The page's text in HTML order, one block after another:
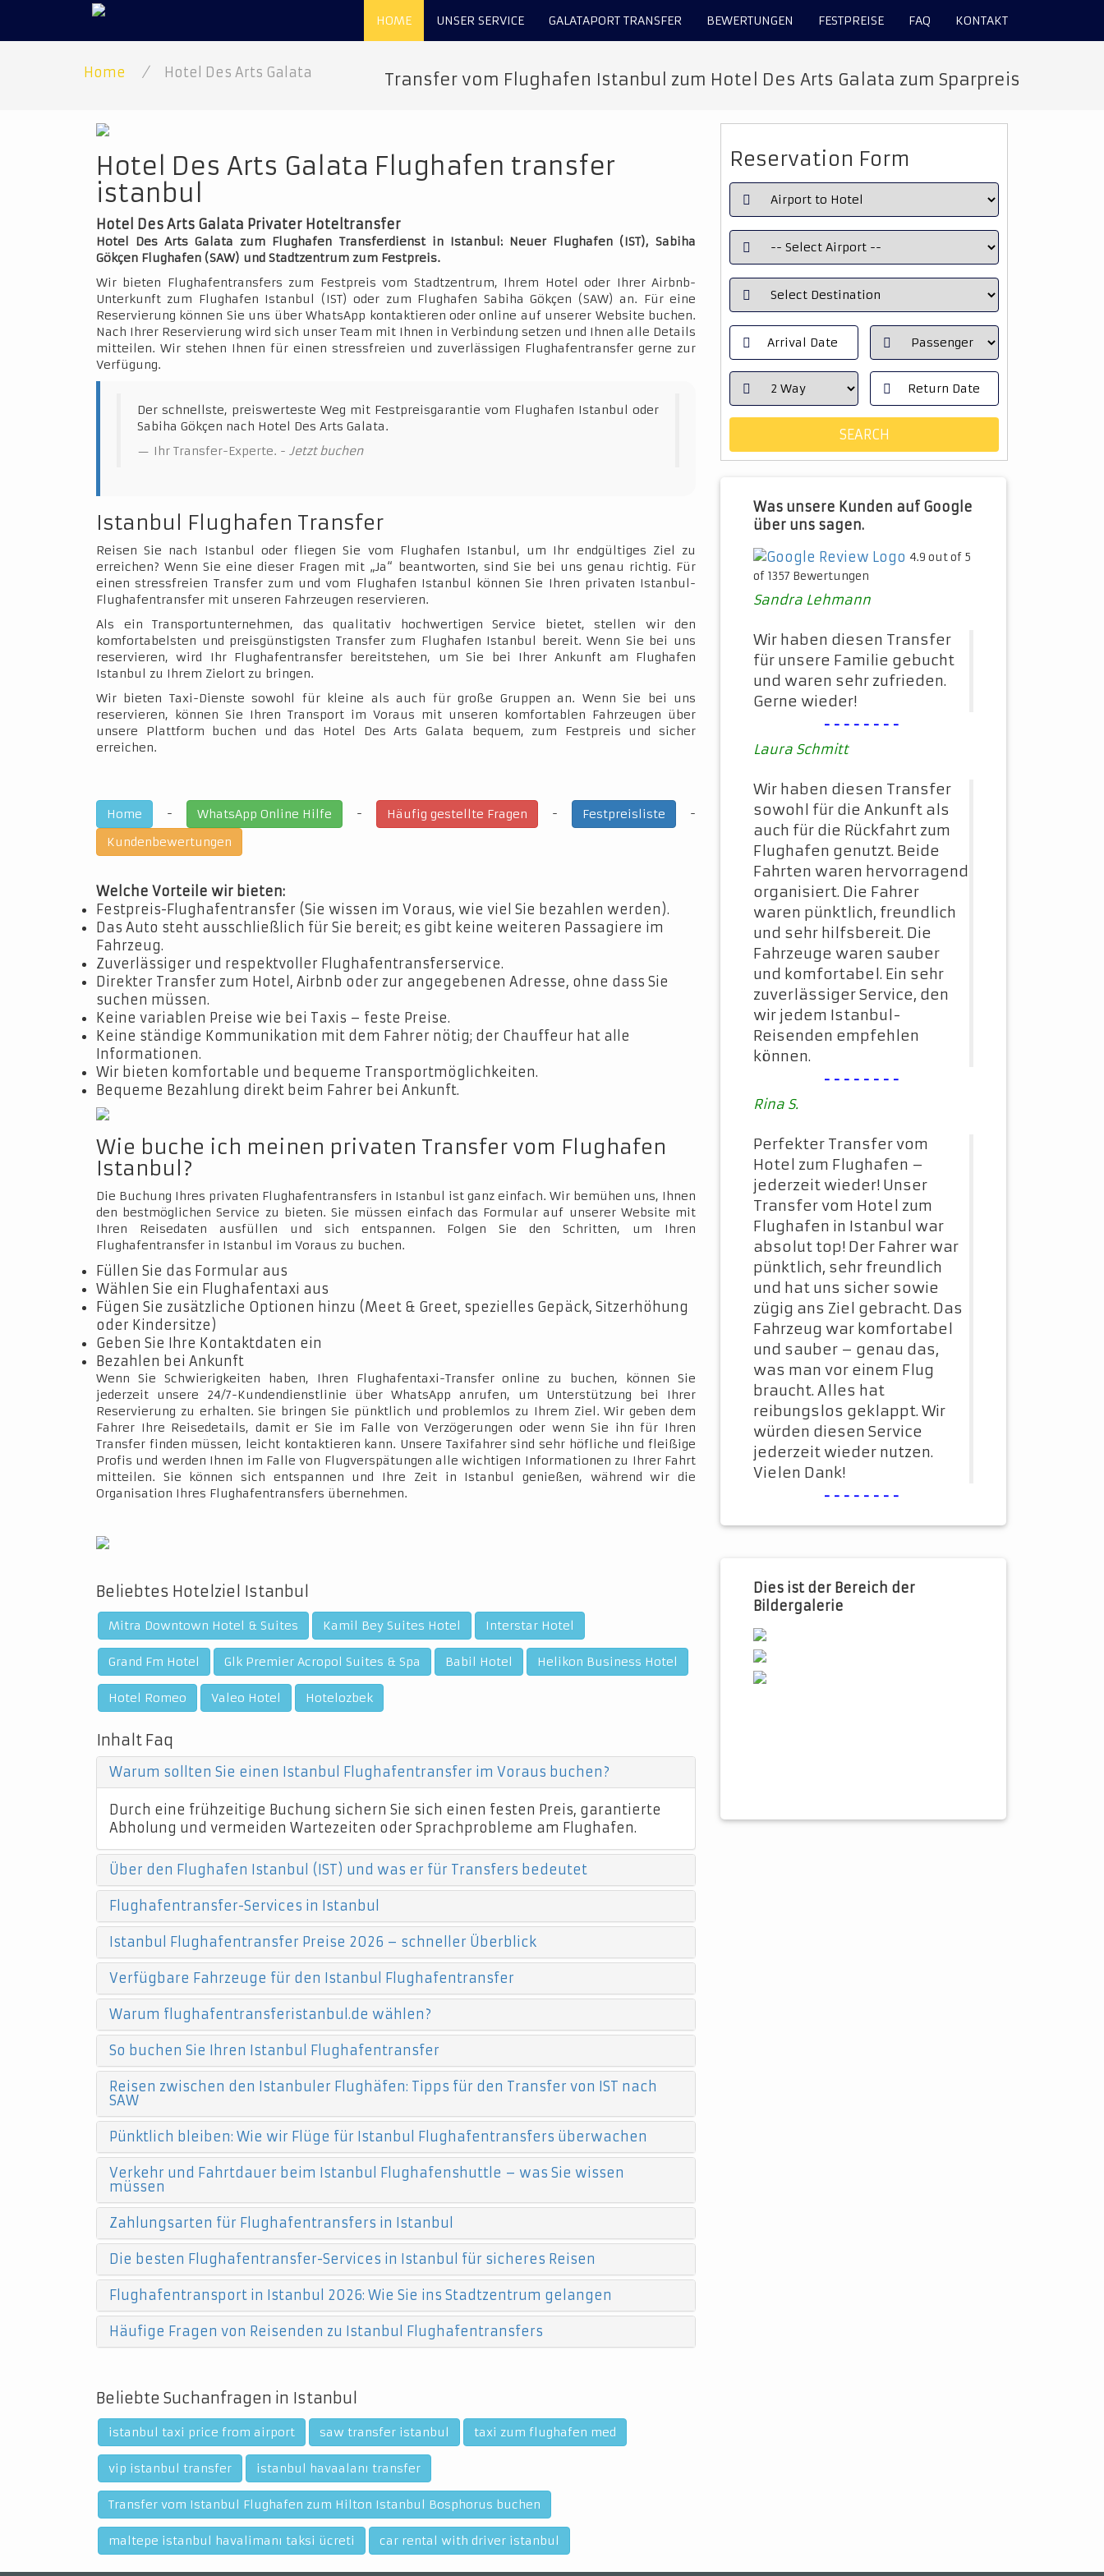
HOME UNSER SERVICE GALATAPORT TRANSFER BEWERTUNGEN FESTPREISE FAQ KONTAKT
Home / Hotel Des Arts Galata Transfer vom Flughafen Istanbul zum Hotel Des Arts Galata zum Sparpreis
Hotel Des Arts Galata Flughafen transfer
istanbul
Hotel Des Arts Galata Privater Hoteltransfer
Hotel Des Arts Galata zum Flughafen Transferdienst in Istanbul: Neuer Flughafen (IST), Sabiha
Gökçen Flughafen (SAW) und Stadtzentrum zum Festpreis.
Wir bieten Flughafentransfers zum Festpreis vom Stadtzentrum, Ihrem Hotel oder Ihrer Airbnb-
Unterkunft zum Flughafen Istanbul (IST) oder zum Flughafen Sabiha Gökçen (SAW) an. Für eine
Reservierung können Sie uns über WhatsApp kontaktieren oder online auf unserer Website buchen.
Nach Ihrer Reservierung wird sich unser Team mit Ihnen in Verbindung setzen und Ihnen alle Details
mitteilen. Wir stehen Ihnen für einen stressfreien und zuverlässigen Flughafentransfer gerne zur
Verfügung.
Der schnellste, preiswerteste Weg mit Festpreisgarantie vom Flughafen Istanbul oder
Sabiha Gökçen nach Hotel Des Arts Galata.
Ihr Transfer-Experte. - Jetzt buchen
Istanbul Flughafen Transfer
Reisen Sie nach Istanbul oder fliegen Sie vom Flughafen Istanbul, um Ihr endgültiges Ziel zu
erreichen? Wenn Sie eine dieser Fragen mit „Ja“ beantworten, sind Sie bei uns genau richtig. Für
einen stressfreien Transfer zum und vom Flughafen Istanbul können Sie Ihren privaten Istanbul-
Flughafentransfer mit unseren Fahrzeugen reservieren.
Als ein Transportunternehmen, das qualitativ hochwertigen Service bietet, stellen wir den
komfortabelsten und preisgünstigsten Transfer zum Flughafen Istanbul bereit. Wenn Sie bei uns
reservieren, wird Ihr Flughafentransfer bereitstehen, um Sie bei Ihrer Ankunft am Flughafen
Istanbul zu Ihrem Zielort zu bringen.
Wir bieten Taxi-Dienste sowohl für kleine als auch für große Gruppen an. Wenn Sie bei uns
reservieren, können Sie Ihren Transport im Voraus mit unseren komfortablen Fahrzeugen über
unsere Plattform buchen und das Hotel Des Arts Galata bequem, zum Festpreis und sicher
erreichen.
Home - WhatsApp Online Hilfe - Häufig gestellte Fragen - Festpreisliste
-
Kundenbewertungen
Welche Vorteile wir bieten:
Festpreis-Flughafentransfer (Sie wissen im Voraus, wie viel Sie bezahlen werden).
Das Auto steht ausschließlich für Sie bereit; es gibt keine weiteren Passagiere im
Fahrzeug.
Zuverlässiger und respektvoller Flughafentransferservice.
Direkter Transfer zum Hotel, Airbnb oder zur angegebenen Adresse, ohne dass Sie
suchen müssen.
Keine variablen Preise wie bei Taxis – feste Preise.
Keine ständige Kommunikation mit dem Fahrer nötig; der Chauffeur hat alle
Informationen.
Wir bieten komfortable und bequeme Transportmöglichkeiten.
Bequeme Bezahlung direkt beim Fahrer bei Ankunft.
Wie buche ich meinen privaten Transfer vom Flughafen
Istanbul?
Die Buchung Ihres privaten Flughafentransfers in Istanbul ist ganz einfach. Wir bemühen uns, Ihnen
den bestmöglichen Service zu bieten. Sie müssen einfach das Formular auf unserer Website mit
Ihren Reisedaten ausfüllen und sich entspannen. Folgen Sie den Schritten, um Ihren
Flughafentransfer in Istanbul im Voraus zu buchen.
Füllen Sie das Formular aus
Wählen Sie ein Flughafentaxi aus
Fügen Sie zusätzliche Optionen hinzu (Meet & Greet, spezielles Gepäck, Sitzerhöhung
oder Kindersitze)
Geben Sie Ihre Kontaktdaten ein
Bezahlen bei Ankunft
Wenn Sie Schwierigkeiten haben, Ihren Flughafentaxi-Transfer online zu buchen, können Sie
jederzeit unsere 24/7-Kundendienstlinie über WhatsApp anrufen, um Unterstützung bei Ihrer
Reservierung zu erhalten. Sie bringen Sie pünktlich und problemlos zu Ihrem Ziel. Wir geben dem
Fahrer Ihre Reisedetails, damit er Sie im Falle von Verzögerungen oder wenn Sie ihn für Ihren
Transfer finden müssen, leicht kontaktieren kann. Unsere Taxifahrer sind sehr höfliche und fleißige
Profis und werden Ihnen im Falle von Flugverspätungen alle wichtigen Informationen zu Ihrer Fahrt
mitteilen. Sie können sich entspannen und Ihre Zeit in Istanbul genießen, während wir die
Organisation Ihres Flughafentransfers übernehmen.
Beliebtes Hotelziel Istanbul
Mitra Downtown Hotel & Suites Kamil Bey Suites Hotel Interstar Hotel
Grand Fm Hotel Glk Premier Acropol Suites & Spa Babil Hotel Helikon Business Hotel
Hotel Romeo Valeo Hotel Hotelozbek
Inhalt Faq
Warum sollten Sie einen Istanbul Flughafentransfer im Voraus buchen?
Durch eine frühzeitige Buchung sichern Sie sich einen festen Preis, garantierte
Abholung und vermeiden Wartezeiten oder Sprachprobleme am Flughafen.
Über den Flughafen Istanbul (IST) und was er für Transfers bedeutet
Flughafentransfer-Services in Istanbul
Istanbul Flughafentransfer Preise 2026 – schneller Überblick
Verfügbare Fahrzeuge für den Istanbul Flughafentransfer
Warum flughafentransferistanbul.de wählen?
So buchen Sie Ihren Istanbul Flughafentransfer
Reisen zwischen den Istanbuler Flughäfen: Tipps für den Transfer von IST nach
SAW
Pünktlich bleiben: Wie wir Flüge für Istanbul Flughafentransfers überwachen
Verkehr und Fahrtdauer beim Istanbul Flughafenshuttle – was Sie wissen
müssen
Zahlungsarten für Flughafentransfers in Istanbul
Die besten Flughafentransfer-Services in Istanbul für sicheres Reisen
Flughafentransport in Istanbul 2026: Wie Sie ins Stadtzentrum gelangen
Häufige Fragen von Reisenden zu Istanbul Flughafentransfers
Beliebte Suchanfragen in Istanbul
istanbul taxi price from airport saw transfer istanbul taxi zum flughafen med
vip istanbul transfer istanbul havaalanı transfer
Transfer vom Istanbul Flughafen zum Hilton Istanbul Bosphorus buchen
maltepe istanbul havalimanı taksi ücreti car rental with driver istanbul
Reservation Form
Was unsere Kunden auf Google
über uns sagen.
4.9 out of 5
of 1357 Bewertungen
Sandra Lehmann
Wir haben diesen Transfer
für unsere Familie gebucht
und waren sehr zufrieden.
Gerne wieder!
--------
Laura Schmitt
Wir haben diesen Transfer
sowohl für die Ankunft als
auch für die Rückfahrt zum
Flughafen genutzt. Beide
Fahrten waren hervorragend
organisiert. Die Fahrer
waren pünktlich, freundlich
und sehr hilfsbereit. Die
Fahrzeuge waren sauber
und komfortabel. Ein sehr
zuverlässiger Service, den
wir jedem Istanbul-
Reisenden empfehlen
können.
--------
Rina S.
Perfekter Transfer vom
Hotel zum Flughafen –
jederzeit wieder! Unser
Transfer vom Hotel zum
Flughafen in Istanbul war
absolut top! Der Fahrer war
pünktlich, sehr freundlich
und hat uns sicher sowie
zügig ans Ziel gebracht. Das
Fahrzeug war komfortabel
und sauber – genau das,
was man vor einem Flug
braucht. Alles hat
reibungslos geklappt. Wir
würden diesen Service
jederzeit wieder nutzen.
Vielen Dank!
--------
Dies ist der Bereich der
Bildergalerie